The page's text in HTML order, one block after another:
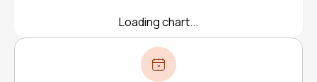
Loading chart...